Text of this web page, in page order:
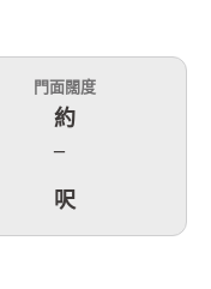
門面闊度
約
–
呎